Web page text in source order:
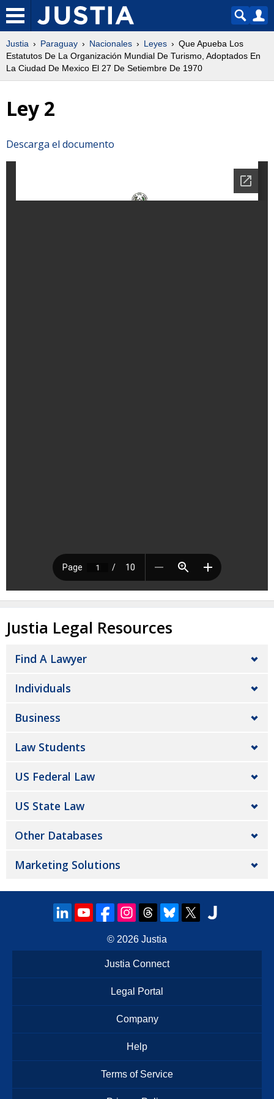
Justia Paraguay Nacionales Leyes
Que Apueba Los
Estatutos De La Organización Mundial De Turismo, Adoptados En
La Ciudad De Mexico El 27 De Setiembre De 1970
Ley 2
Descarga el documento
Justia Legal Resources
Find A Lawyer
Individuals
Business
Law Students
US Federal Law
US State Law
Other Databases
Marketing Solutions
© 2026 Justia
Justia Connect
Legal Portal
Company
Help
Terms of Service